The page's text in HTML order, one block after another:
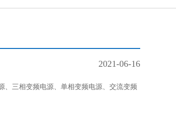
2021-06-16
、三相变频电源、单相变频电源、交流变频